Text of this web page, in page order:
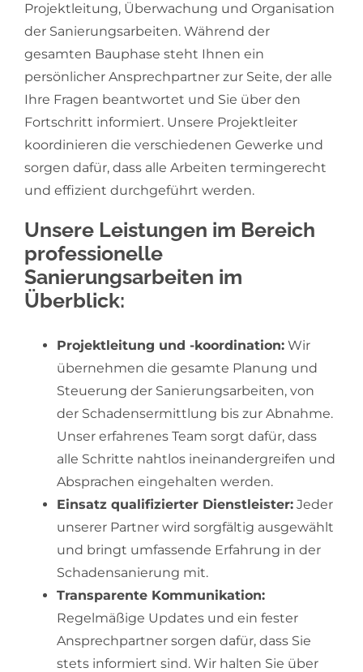
Projektleitung, Überwachung und Organisation
der Sanierungsarbeiten. Während der
gesamten Bauphase steht Ihnen ein
persönlicher Ansprechpartner zur Seite, der alle
Ihre Fragen beantwortet und Sie über den
Fortschritt informiert. Unsere Projektleiter
koordinieren die verschiedenen Gewerke und
sorgen dafür, dass alle Arbeiten termingerecht
und effizient durchgeführt werden.
Unsere Leistungen im Bereich
professionelle
Sanierungsarbeiten im
Überblick:
Projektleitung und -koordination:Wir
übernehmen die gesamte Planung und
Steuerung der Sanierungsarbeiten, von
der Schadensermittlung bis zur Abnahme.
Unser erfahrenes Team sorgt dafür, dass
alle Schritte nahtlos ineinandergreifen und
Absprachen eingehalten werden.
Einsatz qualifizierter Dienstleister:Jeder
unserer Partner wird sorgfältig ausgewählt
und bringt umfassende Erfahrung in der
Schadensanierung mit.
Transparente Kommunikation:
Regelmäßige Updates und ein fester
Ansprechpartner sorgen dafür, dass Sie
stets informiert sind. Wir halten Sie über